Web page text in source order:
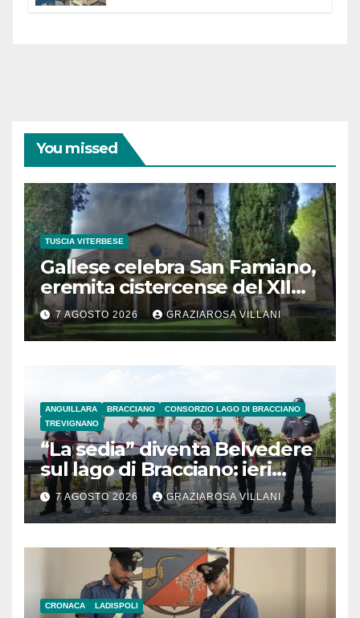
You missed
TUSCIA VITERBESE
Gallese celebra San Famiano,
eremita cistercense del XII
secolo
7 AGOSTO 2026 GRAZIAROSA VILLANI
ANGUILLARA BRACCIANO
CONSORZIO LAGO DI BRACCIANO
TREVIGNANO
“La sedia” diventa Belvedere
sul lago di Bracciano: ieri
l’inaugurazione
7 AGOSTO 2026 GRAZIAROSA VILLANI
CRONACA LADISPOLI